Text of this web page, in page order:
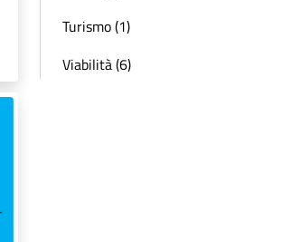
Turismo (1)
Viabilità (6)